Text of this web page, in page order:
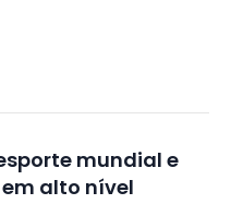
mundial e
alto nível